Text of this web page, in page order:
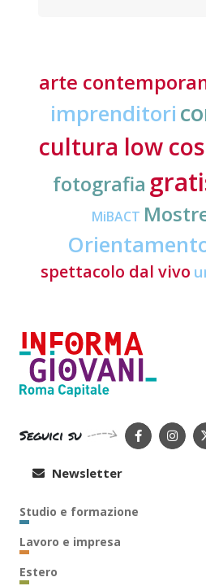
arte
imprenditori
cultura low
fotografia
MiBACT
spettacolo dal vivo
Seguici su
Newsletter
Studio e formazione
Lavoro e impresa
Estero